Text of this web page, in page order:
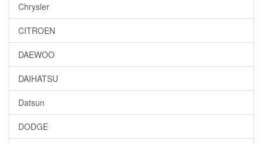
Chrysler
CITROEN
DAEWOO
DAIHATSU
Datsun
DODGE